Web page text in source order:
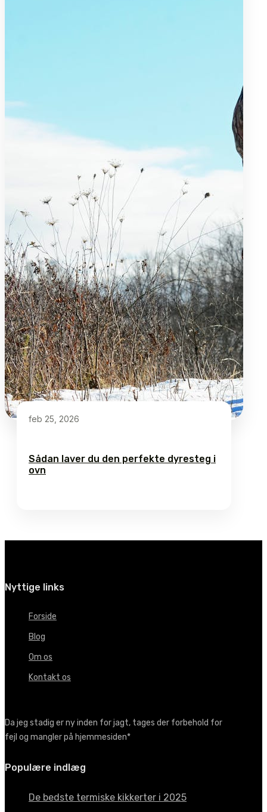
feb 25, 2026
Sådan laver du den perfekte dyresteg i
ovn
Nyttige links
Forside
Blog
Om os
Kontakt os
Da jeg stadig er ny inden for jagt, tages der forbehold for
fejl og mangler på hjemmesiden*
Populære indlæg
De bedste termiske kikkerter i 2025